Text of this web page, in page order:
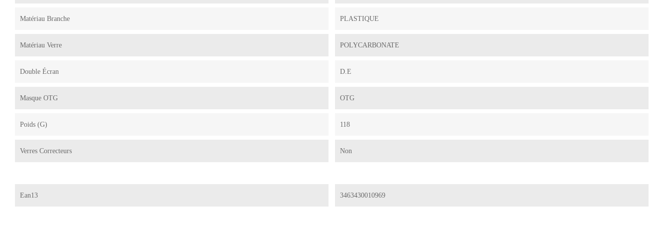
Matériau Branche PLASTIQUE
Matériau Verre POLYCARBONATE
Double Écran D.E
Masque OTG OTG
Poids (g) 118
Verres Correcteurs Non
Ean13 3463430010969